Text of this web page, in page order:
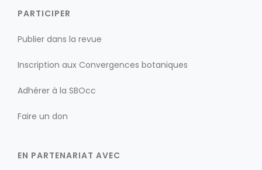
PARTICIPER
Publier dans la revue
Inscription aux Convergences botaniques
Adhérer à la SBOcc
Faire un don
EN PARTENARIAT AVEC